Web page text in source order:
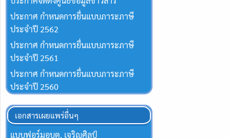
ประกาศ กำหนดการยื่นแบบภาระภาษี
ประจำปี 2562
ประกาศ กำหนดการยื่นแบบภาระภาษี
ประจำปี 2561
ประกาศ กำหนดการยื่นแบบภาระภาษี
ประจำปี 2560
เอกสารเผยแพร่อื่นๆ
แบบฟอร์มอบต. เจริญศิลป์